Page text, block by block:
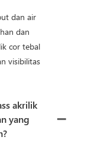
dan air
dan
cor tebal
visibilitas
akrilik
yang